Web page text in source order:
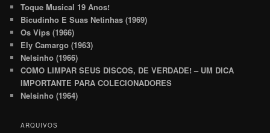
Toque Musical 19 Anos!
Bicudinho E Suas Netinhas (1969)
Os Vips (1966)
Ely Camargo (1963)
Nelsinho (1966)
COMO LIMPAR SEUS DISCOS, DE VERDADE! – UM DICA
IMPORTANTE PARA COLECIONADORES
Nelsinho (1964)
ARQUIVOS